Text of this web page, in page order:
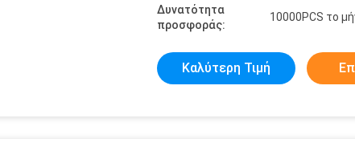
Δυνατότητα
προσφοράς:
10000PCS το
Καλύτερη Τιμή